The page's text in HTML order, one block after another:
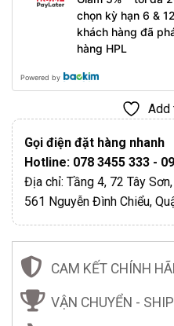
chọn kỳ hạn 6 &
khách hàng đã
hàng HPL
Powered by
Add
Gọi điện đặt hàng nhanh
Hotline: 078 3455 333 -
Địa chỉ: Tầng 4, 72 Tây
561 Nguyễn Đình Chiểu,
CAM KẾT CHÍNH
VẬN CHUYỂN -